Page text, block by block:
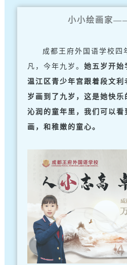
小小绘画家
成都王府外国语学校四
凡，今年九岁。 她 五岁开始
温江区青少年宫跟着段文利
岁画到了九岁，这是她快乐
沁润的童年里，我们可以看
画，和稚嫩的童心。